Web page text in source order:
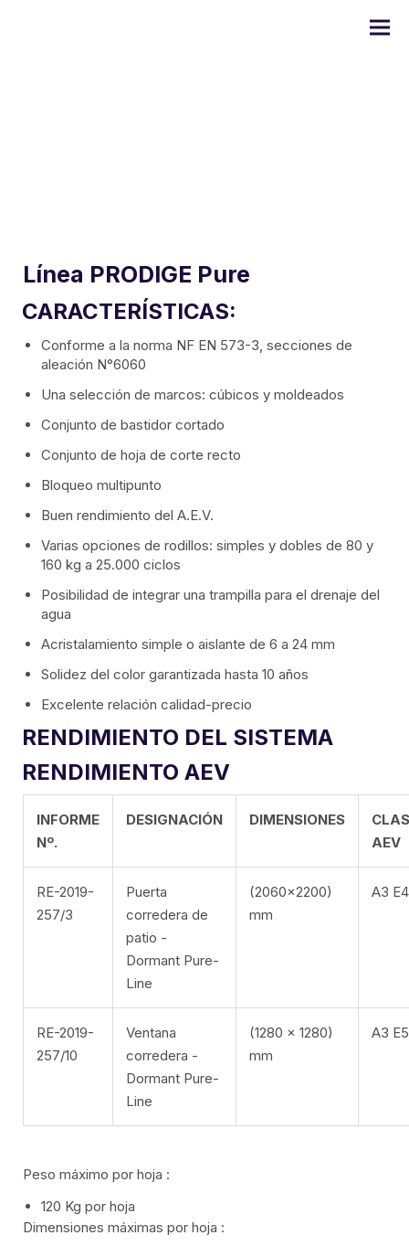
Serie ULYSSE
Serie PRODIGE
Serie EMERAUDE
Serie Alugom
Serie de particiones extraíbles
Frentes de la serie VEGAS
Sistema de barandillas
Serie de tabiques minimalistas Spinnelle
ALUMOUSSE PLAT 44
BOMBA ALUMOUSSE 55
CUCHILLA DE EXTRUSIÓN 55
HOJA EXTRUIDA 100
ES
FR
Línea PRODIGE Pure
CARACTERÍSTICAS:
Conforme a la norma NF EN 573-3, secciones de
aleación N°6060
Una selección de marcos: cúbicos y moldeados
Conjunto de bastidor cortado
Conjunto de hoja de corte recto
Bloqueo multipunto
Buen rendimiento del A.E.V.
Varias opciones de rodillos: simples y dobles de 80 y
160 kg a 25.000 ciclos
Posibilidad de integrar una trampilla para el drenaje del
agua
Acristalamiento simple o aislante de 6 a 24 mm
Solidez del color garantizada hasta 10 años
Excelente relación calidad-precio
RENDIMIENTO DEL SISTEMA
RENDIMIENTO AEV
INFORME
Nº.
DESIGNACIÓN DIMENSIONES
AEV
RE-2019-
257/3
Puerta
corredera de
patio -
Dormant Pure-
Line
(2060×2200)
mm
A3
RE-2019-
257/10
Ventana
corredera -
Dormant Pure-
Line
(1280 x 1280)
mm
A3
Peso máximo por hoja :
120 Kg por hoja
Dimensiones máximas por hoja :